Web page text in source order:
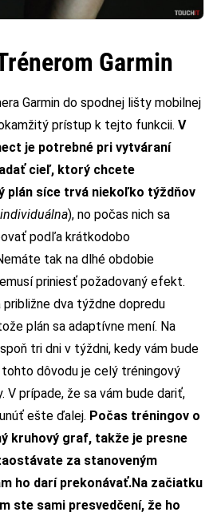
Garmin
Garmin do spodnej lišty mobilnej
prístup k tejto funkcii. V
je potrebné pri vytváraní
cieľ, ktorý chcete
plán síce trvá niekoľko týždňov
), no počas nich sa
podľa krátkodobo
tak na dlhé obdobie
priniesť požadovaný efekt.
približne dva týždne dopredu
plán sa adaptívne mení. Na
tri dni v týždni, kedy vám bude
tohto dôvodu je celý tréningový
prípade, že sa vám bude dariť,
ešte ďalej. Počas tréningov o
kruhový graf, takže je presne
za stanoveným
ho darí prekonávať.Na začiatku
ste sami presvedčení, že ho